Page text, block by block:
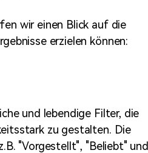
wir einen Blick auf die
erzielen können:
und lebendige Filter, die
zu gestalten. Die
"Vorgestellt", "Beliebt" und